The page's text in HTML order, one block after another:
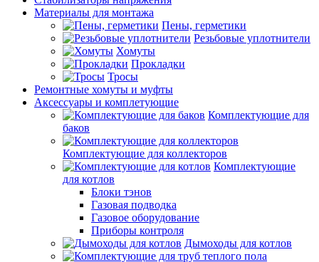
Материалы для монтажа
Пены, герметики
Резьбовые уплотнители
Хомуты
Прокладки
Тросы
Ремонтные хомуты и муфты
Аксессуары и комплетующие
Комплектующие для
баков
Комплектующие для коллекторов
Комплектующие
для котлов
Блоки тэнов
Газовая подводка
Газовое оборудование
Приборы контроля
Дымоходы для котлов